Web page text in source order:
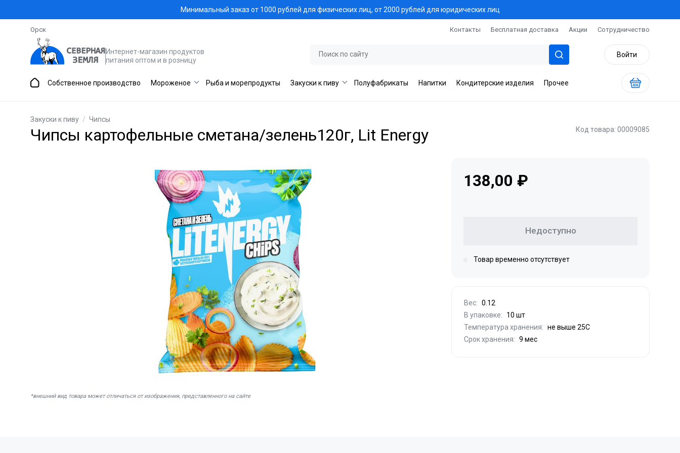
Минимальный заказ от 1000 рублей для физических лиц, от 2000 рублей для юридических лиц
Орск Контакты Бесплатная доставка Акции Сотрудничество
Интернет-магазин продуктов
питания оптом и в розницу
Войти
Собственное производство Мороженое Рыба и морепродукты Закуски к пиву Полуфабрикаты Напитки Кондитерские изделия Прочее
Закуски к пиву / Чипсы
Чипсы картофельные сметана/зелень120г, Lit Energy Код товара: 00009085
*внешний вид товара может отличаться от изображения, представленного на сайте
138,00 ₽
Недоступно
Товар временно отсутствует
Вес: 0.12
В упаковке:
10 шт
Температура хранения: не выше 25С
Срок хранения: 9 мес